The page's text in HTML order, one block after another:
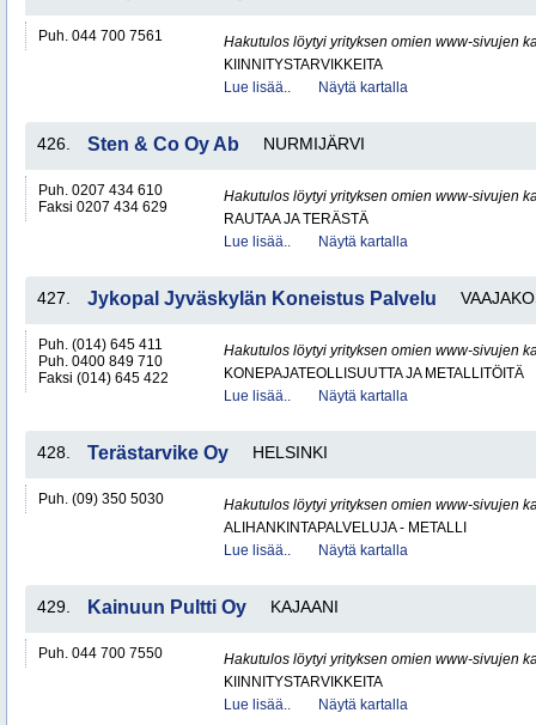
Puh. 044 700 7561
Hakutulos löytyi yrityksen omien www-sivujen
KIINNITYSTARVIKKEITA
Lue lisää..
Näytä kartalla
426. Sten & Co Oy Ab NURMIJÄRVI
Puh. 0207 434 610
Faksi 0207 434 629
Hakutulos löytyi yrityksen omien www-sivujen
RAUTAA JA TERÄSTÄ
Lue lisää..
Näytä kartalla
427. Jykopal Jyväskylän Koneistus Palvelu
Puh. (014) 645 411
Puh. 0400 849 710
Faksi (014) 645 422
Hakutulos löytyi yrityksen omien www-sivujen
KONEPAJATEOLLISUUTTA JA METALLITÖITÄ
Lue lisää..
Näytä kartalla
428. Terästarvike Oy HELSINKI
Puh. (09) 350 5030
Hakutulos löytyi yrityksen omien www-sivujen
ALIHANKINTAPALVELUJA - METALLI
Lue lisää..
Näytä kartalla
429. Kainuun Pultti Oy KAJAANI
Puh. 044 700 7550
Hakutulos löytyi yrityksen omien www-sivujen
KIINNITYSTARVIKKEITA
Lue lisää..
Näytä kartalla